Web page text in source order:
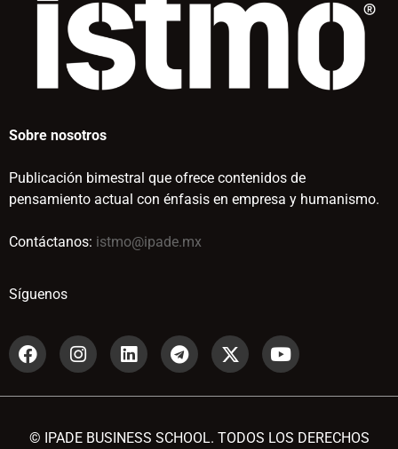
Sobre nosotros
Publicación bimestral que ofrece contenidos de
pensamiento actual con énfasis en empresa y humanismo.
Contáctanos: istmo@ipade.mx
Síguenos
© IPADE BUSINESS SCHOOL. TODOS LOS DERECHOS